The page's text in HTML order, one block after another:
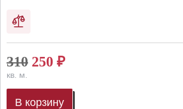
310 250 ₽
кв. м.
В корзину